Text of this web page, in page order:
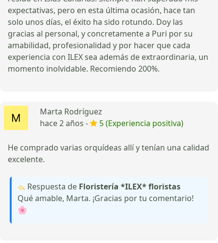
expectativas, pero en esta última ocasión, hace tan
solo unos días, el éxito ha sido rotundo. Doy las
gracias al personal, y concretamente a Puri por su
amabilidad, profesionalidad y por hacer que cada
experiencia con ILEX sea además de extraordinaria, un
momento inolvidable. Recomiendo 200%.
Marta Rodríguez
hace 2 años -
5 (Experiencia positiva)
He comprado varias orquídeas allí y tenían una calidad
excelente.
Respuesta de Floristería *ILEX* floristas
Qué amable, Marta. ¡Gracias por tu comentario!
🌸